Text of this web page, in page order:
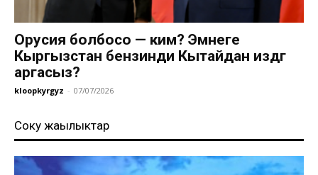
Орусия болбосо — ким? Эмнеге
Кыргызстан бензинди Кытайдан издөөгө
аргасыз?
kloopkyrgyz - 07/07/2026
Соңку жаңылыктар